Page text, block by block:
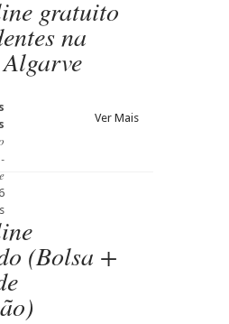
gratuito
na
Ver Mais
(Bolsa +